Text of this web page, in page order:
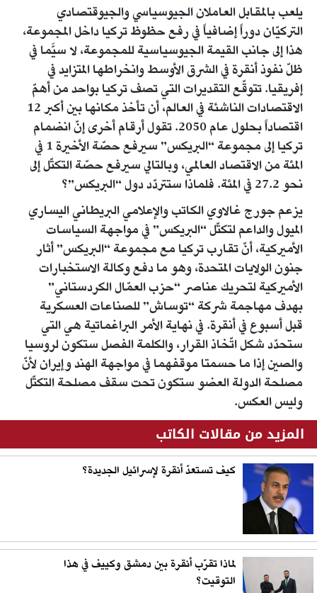
يلعب بالمقابل العاملان الجيوسياسي والجيوقتصادي
التركيّان دوراً إضافياً في رفع حظوظ تركيا داخل المجموعة،
هذا إلى جانب القيمة الجيوسياسية للمجموعة، لا سيَّما في
ظلّ نفوذ أنقرة في الشرق الأوسط وانخراطها المتزايد في
إفريقيا. تتوقّع التقديرات التي تصف تركيا بواحد من أهمّ
الاقتصادات الناشئة في العالم، أن تأخذ مكانها بين أكبر 12
اقتصاداً بحلول عام 2050. تقول أرقام أخرى إنّ انضمام
تركيا إلى مجموعة “البريكس” سيرفع حصّة الأخيرة 1 في
المئة من الاقتصاد العالمي، وبالتالي سيرفع حصّة التكتّل إلى
نحو 27.2 في المئة. فلماذا ستتردّد دول “البريكس”؟
يزعم جورج غالاوي الكاتب والإعلامي البريطاني اليساري
الميول والداعم لتكتّل “البريكس” في مواجهة السياسات
الأميركية، أنّ تقارب تركيا مع مجموعة “البريكس” أثار
جنون الولايات المتحدة، وهو ما دفع وكالة الاستخبارات
الأميركية لتحريك عناصر “حزب العمّال الكردستاني”
بهدف مهاجمة شركة “توساش” للصناعات العسكرية
قبل أسبوع في أنقرة. في نهاية الأمر البراغماتية هي التي
ستحدّد شكل اتّخاذ القرار، والكلمة الفصل ستكون لروسيا
والصين إذا ما حسمتا موقفهما في مواجهة الهند وإيران لأنّ
مصلحة الدولة العضو ستكون تحت سقف مصلحة التكتّل
وليس العكس.
المزيد من مقالات الكاتب
كيف تستعدّ أنقرة لإسرائيل الجديدة؟
لماذا تقرّب أنقرة بين دمشق وكييف في هذا
التوقيت؟